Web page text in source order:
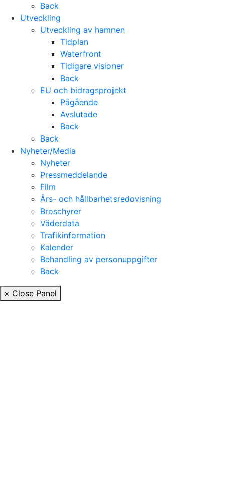
Back
Utveckling
Utveckling av hamnen
Tidplan
Waterfront
Tidigare visioner
Back
EU och bidragsprojekt
Pågående
Avslutade
Back
Back
Nyheter/Media
Nyheter
Pressmeddelande
Film
Års- och hållbarhetsredovisning
Broschyrer
Väderdata
Trafikinformation
Kalender
Behandling av personuppgifter
Back
× Close Panel